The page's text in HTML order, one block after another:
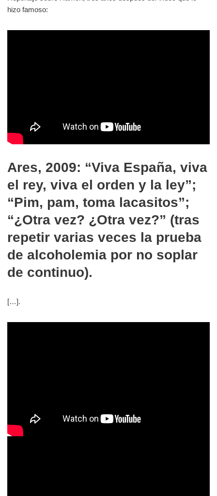
hizo famoso:
Ares, 2009: “Viva España, viva
el rey, viva el orden y la ley”;
“Pim, pam, toma lacasitos”;
“¿Otra vez? ¿Otra vez?” (tras
repetir varias veces la prueba
de alcoholemia por no soplar
de continuo).
[…].